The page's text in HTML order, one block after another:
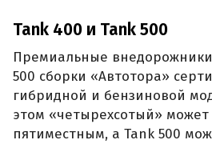
Tank 400 и Tank 500
Премиальные
500 сборки «Автотора»
гибридной и бензиновой
этом «четырехсотый» может
пятиместным, а Tank 500